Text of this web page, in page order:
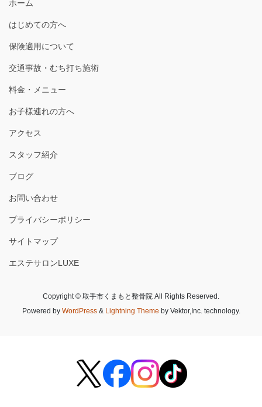
ホーム
はじめての方へ
保険適用について
交通事故・むち打ち施術
料金・メニュー
お子様連れの方へ
アクセス
スタッフ紹介
ブログ
お問い合わせ
プライバシーポリシー
サイトマップ
エステサロンLUXE
Copyright © 取手市くまもと整骨院 All Rights Reserved.
Powered by WordPress& Lightning Theme by Vektor,Inc. technology.